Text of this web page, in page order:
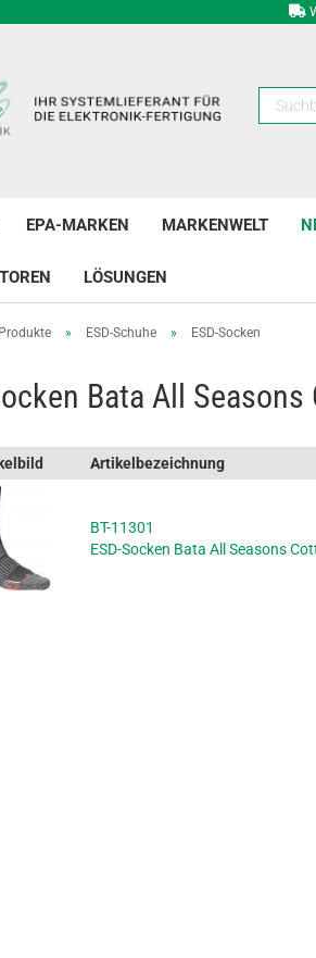
EPA-MARKEN MARKENWELT
LÖSUNGEN
Produkte » ESD-Schuhe » ESD-Socken
Bata All Seasons
Artikelbezeichnung
BT-11301
ESD-Socken Bata All Seasons